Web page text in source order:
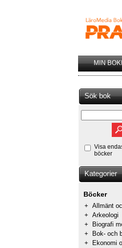
MIN
Sök bok
Visa
böcker
Kategorier
Böcker
+ Allmänt
+ Arkeologi
+
Biografi
+
Bok- och
+
Ekonomi